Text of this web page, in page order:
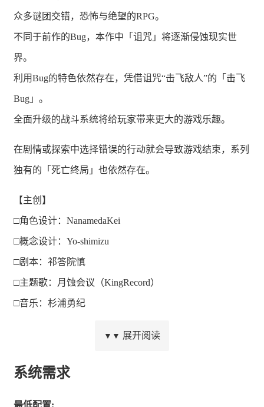
众多谜团交错，恐怖与绝望的RPG。
不同于前作的Bug，本作中「诅咒」将逐渐侵蚀现实世
界。
利用Bug的特色依然存在，凭借诅咒“击飞敌人”的「击飞
Bug」。
全面升级的战斗系统将给玩家带来更大的游戏乐趣。
在剧情或探索中选择错误的行动就会导致游戏结束，系列
独有的「死亡终局」也依然存在。
【主创】
□角色设计：NanamedaKei
□概念设计：Yo-shimizu
□剧本：祁答院慎
□主题歌：月蚀会议（KingRecord）
□音乐：杉浦勇纪
由创作过多个猎奇恐怖类人气作品的『祁答院慎』操刀的
主要角色及个性十足的次要角色合计30人以上！
▼▼ 展开阅读
系统需求